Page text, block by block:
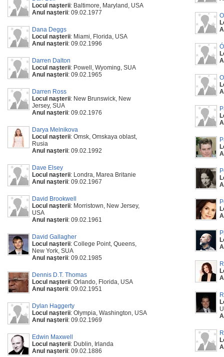
Locul naşterii: Baltimore, Maryland, USA
Anul naşterii: 09.02.1977
Dana Deggs
Locul naşterii: Miami, Florida, USA
Anul naşterii: 09.02.1996
Darren Dalton
Locul naşterii: Powell, Wyoming, SUA
Anul naşterii: 09.02.1965
Darren Ross
Locul naşterii: New Brunswick, New
Jersey, SUA
Anul naşterii: 09.02.1976
Darya Melnikova
Locul naşterii: Omsk, Omskaya oblast,
Rusia
Anul naşterii: 09.02.1992
Dave Elsey
Locul naşterii: Londra, Marea Britanie
Anul naşterii: 09.02.1967
David Brookwell
Locul naşterii: Morristown, New Jersey,
USA
Anul naşterii: 09.02.1961
David Gallagher
Locul naşterii: College Point, Queens,
New York, SUA
Anul naşterii: 09.02.1985
Dennis D.T. Thomas
Locul naşterii: Orlando, Florida, USA
Anul naşterii: 09.02.1951
Dylan Haggerty
Locul naşterii: Olympia, Washington, USA
Anul naşterii: 09.02.1969
Edwin Maxwell
Locul naşterii: Dublin, Irlanda
Anul naşterii: 09.02.1886